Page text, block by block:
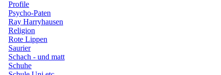
Profile
Psycho-Paten
Ray Harryhausen
Religion
Rote Lippen
Saurier
Schach - und matt
Schuhe